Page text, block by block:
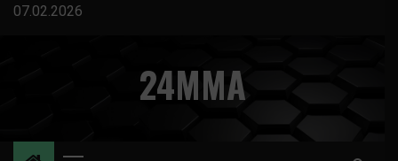
Перейти
07.02.2026
24MMA